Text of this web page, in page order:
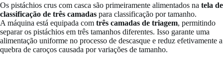
Os pistáchios crus com casca são primeiramente alimentados na tela de
classificação de três camadas para classificação por tamanho.
A máquina está equipada com três camadas de triagem, permitindo
separar os pistáchios em três tamanhos diferentes. Isso garante uma
alimentação uniforme no processo de descasque e reduz efetivamente a
quebra de caroços causada por variações de tamanho.